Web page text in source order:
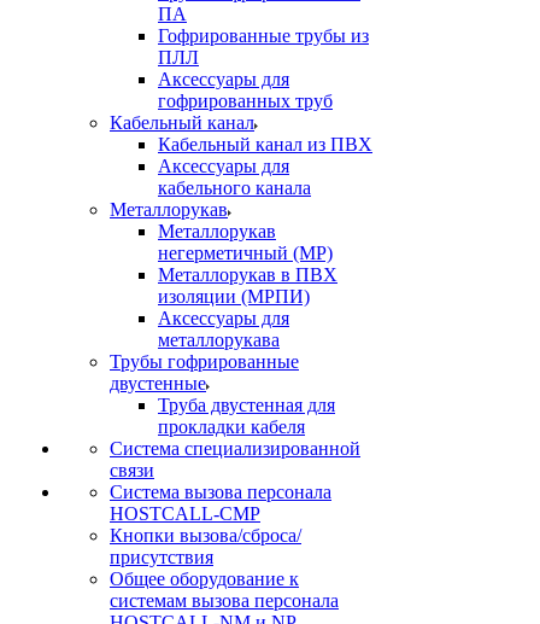
ПА
Гофрированные трубы из
ПЛЛ
Аксессуары для
гофрированных труб
Кабельный канал
Кабельный канал из ПВХ
Аксессуары для
кабельного канала
Металлорукав
Металлорукав
негерметичный (МР)
Металлорукав в ПВХ
изоляции (МРПИ)
Аксессуары для
металлорукава
Трубы гофрированные
двустенные
Труба двустенная для
прокладки кабеля
Система специализированной
связи
Cистема вызова персонала
HOSTCALL-CMP
Кнопки вызова/сброса/
присутствия
Общее оборудование к
системам вызова персонала